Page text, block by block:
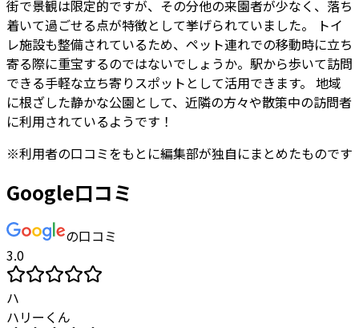
街で景観は限定的ですが、その分他の来園者が少なく、落ち
着いて過ごせる点が特徴として挙げられていました。 トイ
レ施設も整備されているため、ペット連れでの移動時に立ち
寄る際に重宝するのではないでしょうか。駅から歩いて訪問
できる手軽な立ち寄りスポットとして活用できます。 地域
に根ざした静かな公園として、近隣の方々や散策中の訪問者
に利用されているようです！
※利用者の口コミをもとに編集部が独自にまとめたものです
Google口コミ
の口コミ
3.0
ハ
ハリーくん